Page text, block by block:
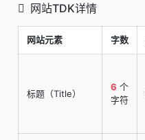
网站TDK详情
网站元素 字数
标题（Title）
6 个
字符